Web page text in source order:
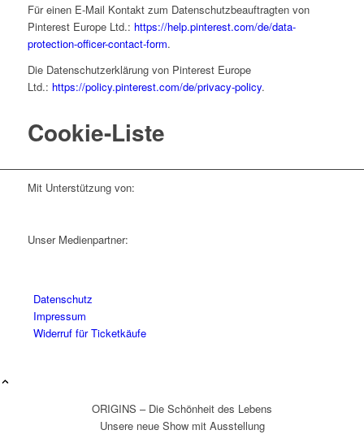
Für einen E-Mail Kontakt zum Datenschutzbeauftragten von
Pinterest Europe Ltd.: https://help.pinterest.com/de/data-
protection-officer-contact-form.
Die Datenschutzerklärung von Pinterest Europe
Ltd.: https://policy.pinterest.com/de/privacy-policy.
Cookie-Liste
Mit Unterstützung von:
Unser Medienpartner:
Datenschutz
Impressum
Widerruf für Ticketkäufe
ORIGINS – Die Schönheit des Lebens
Unsere neue Show mit Ausstellung